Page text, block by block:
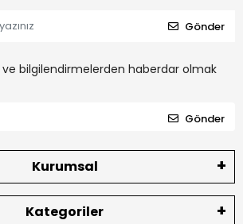
Gönder
bilgilendirmelerden haberdar olmak
Gönder
Kurumsal
Kategoriler